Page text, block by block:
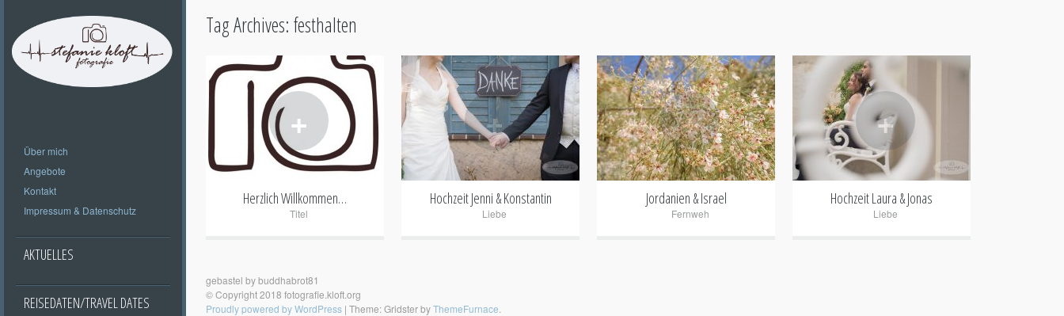
Über mich
Angebote
Kontakt
Impressum & Datenschutz
AKTUELLES
REISEDATEN/TRAVEL DATES
Tag Archives: festhalten
+
Herzlich Willkommen…
Titel
+
Hochzeit Jenni & Konstantin
Liebe
+
Jordanien & Israel
Fernweh
+
Hochzeit Laura & Jonas
Liebe
gebastel by buddhabrot81
© Copyright 2018 fotografie.kloft.org
Proudly powered by WordPress | Theme: Gridster byThemeFurnace